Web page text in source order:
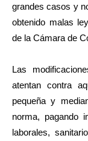
grandes casos y
obtenido malas
de la Cámara de
Las
atentan contra
pequeña y
norma, pagando
laborales,